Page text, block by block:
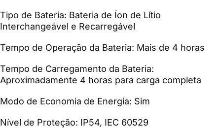
Tipo de Bateria: Bateria de Íon de Lítio
Interchangeável e Recarregável
Tempo de Operação da Bateria: Mais de 4 horas
Tempo de Carregamento da Bateria:
Aproximadamente 4 horas para carga completa
Modo de Economia de Energia: Sim
Nível de Proteção: IP54, IEC 60529